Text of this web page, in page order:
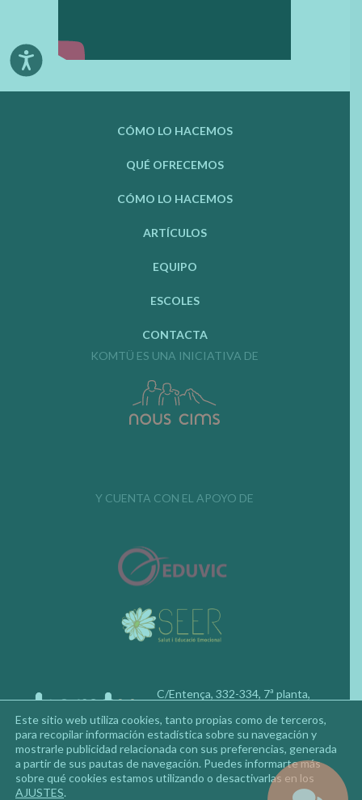
CÓMO LO HACEMOS
QUÉ OFRECEMOS
CÓMO LO HACEMOS
ARTÍCULOS
EQUIPO
ESCOLES
CONTACTA
KOMTÜ ES UNA INICIATIVA DE
Y CUENTA CON EL APOYO DE
C/Entença, 332-334, 7ª planta,
08029, Barcelona
Teléfono: 677 92 02 50
Este sitio web utiliza cookies, tanto propias como de terceros,
para recopilar información estadística sobre su navegación y
mostrarle publicidad relacionada con sus preferencias, generada
a partir de sus pautas de navegación. Puedes informarte más
sobre qué cookies estamos utilizando o desactivarlas en los
AJUSTES.